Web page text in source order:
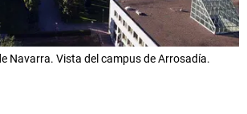
Navarra. Vista del campus de Arrosadía.